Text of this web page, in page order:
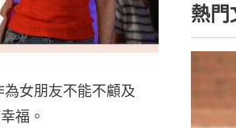
女朋友不能不顧及
福。
熱門